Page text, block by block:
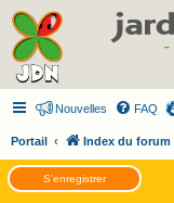
Nouvelles FAQ
Portail Index du forum
S’enregistrer